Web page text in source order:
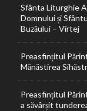
Sfânta Liturghie
Domnului și
Buzăului – Vîrtej
Preasfințitul
Mănăstirea
Preasfințitul
a săvârșit